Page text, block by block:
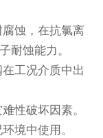
蚀，在抗氯离
耐蚀能力。
工况介质中出
性破坏因素。
境中使用。